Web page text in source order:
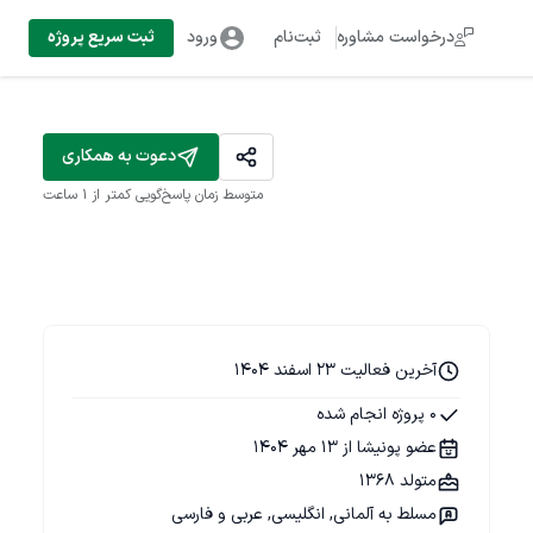
درخواست مشاوره ثبت‌نام ورود ثبت سریع پروژه
دعوت به همکاری
متوسط زمان پاسخ‌گویی کمتر از 1 ساعت
آخرین فعالیت 23 اسفند 1404
0 پروژه انجام شده
عضو پونیشا از 13 مهر 1404
متولد 1368
مسلط به آلمانی, انگلیسی, عربی و فارسی